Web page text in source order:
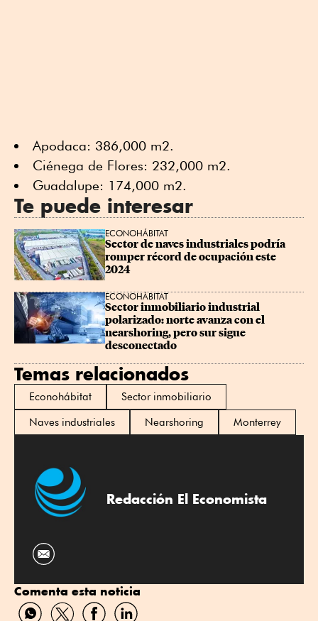
Apodaca: 386,000 m2.
Ciénega de Flores: 232,000 m2.
Guadalupe: 174,000 m2.
Te puede interesar
ECONOHÁBITAT
Sector de naves industriales podría
romper récord de ocupación este
2024
ECONOHÁBITAT
Sector inmobiliario industrial
polarizado: norte avanza con el
nearshoring, pero sur sigue
desconectado
Temas relacionados
Econohábitat
Sector inmobiliario
Naves industriales
Nearshoring Monterrey
Redacción El Economista
Comenta esta noticia